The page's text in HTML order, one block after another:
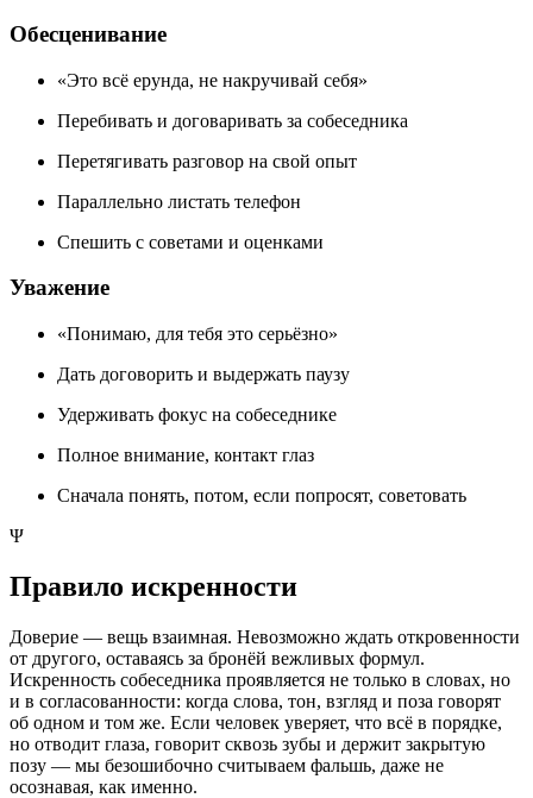
Обесценивание
«Это всё ерунда, не накручивай себя»
Перебивать и договаривать за собеседника
Перетягивать разговор на свой опыт
Параллельно листать телефон
Спешить с советами и оценками
Уважение
«Понимаю, для тебя это серьёзно»
Дать договорить и выдержать паузу
Удерживать фокус на собеседнике
Полное внимание, контакт глаз
Сначала понять, потом, если попросят, советовать
Ψ
Правило искренности
Доверие — вещь взаимная. Невозможно ждать откровенности
от другого, оставаясь за бронёй вежливых формул.
Искренность собеседника проявляется не только в словах, но
и в согласованности: когда слова, тон, взгляд и поза говорят
об одном и том же. Если человек уверяет, что всё в порядке,
но отводит глаза, говорит сквозь зубы и держит закрытую
позу — мы безошибочно считываем фальшь, даже не
осознавая, как именно.